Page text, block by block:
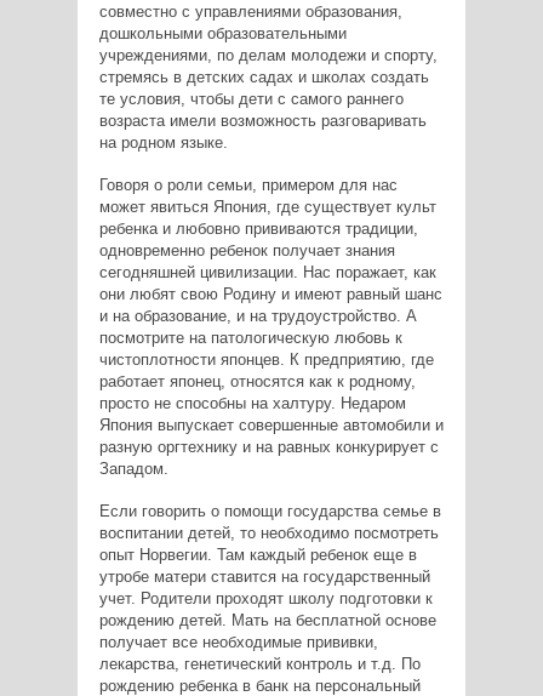
совместно с управлениями образования,
дошкольными образовательными
учреждениями, по делам молодежи и спорту,
стремясь в детских садах и школах создать
те условия, чтобы дети с самого раннего
возраста имели возможность разговаривать
на родном языке.
Говоря о роли семьи, примером для нас
может явиться Япония, где существует культ
ребенка и любовно прививаются традиции,
одновременно ребенок получает знания
сегодняшней цивилизации. Нас поражает, как
они любят свою Родину и имеют равный шанс
и на образование, и на трудоустройство. А
посмотрите на патологическую любовь к
чистоплотности японцев. К предприятию, где
работает японец, относятся как к родному,
просто не способны на халтуру. Недаром
Япония выпускает совершенные автомобили и
разную оргтехнику и на равных конкурирует с
Западом.
Если говорить о помощи государства семье в
воспитании детей, то необходимо посмотреть
опыт Норвегии. Там каждый ребенок еще в
утробе матери ставится на государственный
учет. Родители проходят школу подготовки к
рождению детей. Мать на бесплатной основе
получает все необходимые прививки,
лекарства, генетический контроль и т.д. По
рождению ребенка в банк на персональный